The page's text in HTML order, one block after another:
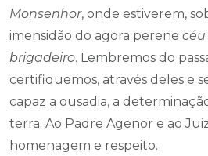
Monsenhor, onde estiverem,
imensidão do agora perene céu
brigadeiro. Lembremos do
certifiquemos, através deles e
capaz a ousadia, a
terra. Ao Padre Agenor e ao
homenagem e respeito.